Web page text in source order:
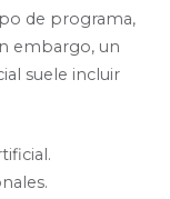
de programa,
embargo, un
suele incluir